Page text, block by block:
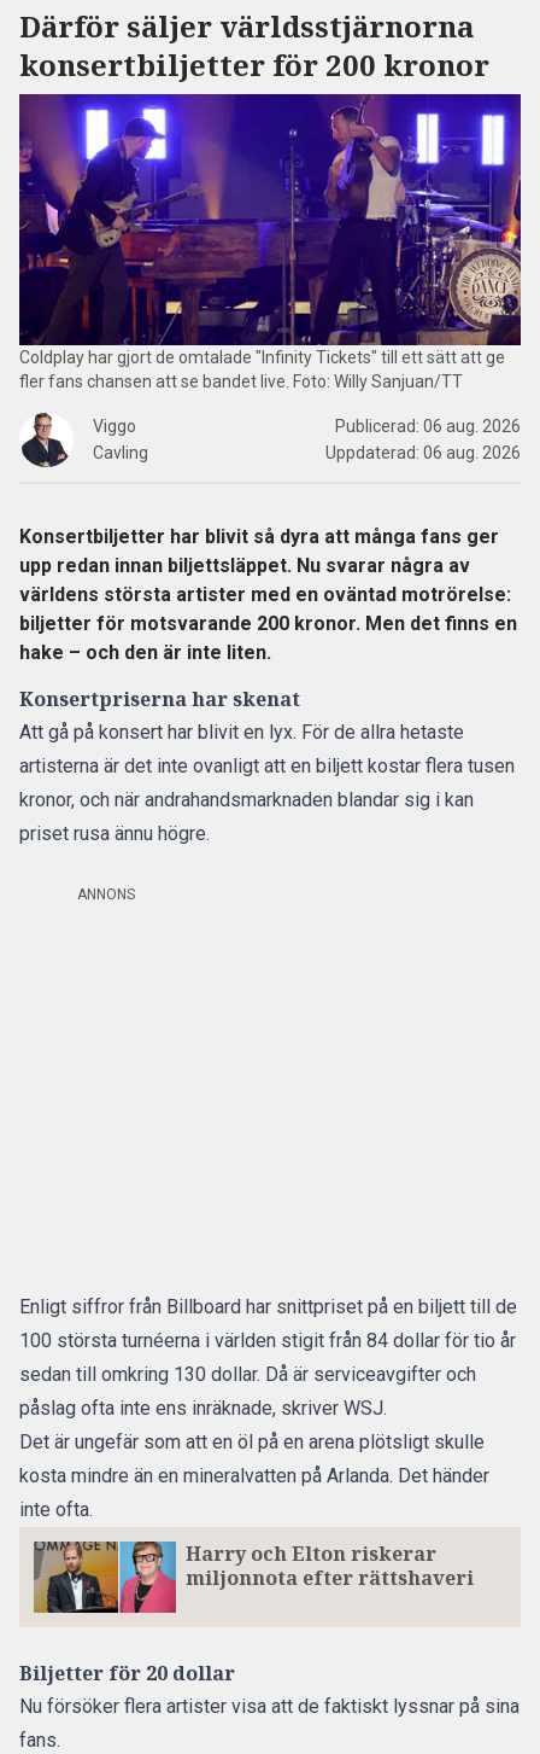
Därför säljer världsstjärnorna
konsertbiljetter för 200 kronor
Coldplay har gjort de omtalade "Infinity Tickets" till ett sätt att ge
fler fans chansen att se bandet live. Foto: Willy Sanjuan/TT
Viggo
Cavling
Publicerad: 06 aug. 2026
Uppdaterad: 06 aug. 2026
Konsertbiljetter har blivit så dyra att många fans ger
upp redan innan biljettsläppet. Nu svarar några av
världens största artister med en oväntad motrörelse:
biljetter för motsvarande 200 kronor. Men det finns en
hake – och den är inte liten.
Konsertpriserna har skenat
Att gå på konsert har blivit en lyx. För de allra hetaste
artisterna är det inte ovanligt att en biljett kostar flera tusen
kronor, och när andrahandsmarknaden blandar sig i kan
priset rusa ännu högre.
ANNONS
Enligt siffror från Billboard har snittpriset på en biljett till de
100 största turnéerna i världen stigit från 84 dollar för tio år
sedan till omkring 130 dollar. Då är serviceavgifter och
påslag ofta inte ens inräknade, skriver WSJ.
Det är ungefär som att en öl på en arena plötsligt skulle
kosta mindre än en mineralvatten på Arlanda. Det händer
inte ofta.
Harry och Elton riskerar
miljonnota efter rättshaveri
Biljetter för 20 dollar
Nu försöker flera artister visa att de faktiskt lyssnar på sina
fans.